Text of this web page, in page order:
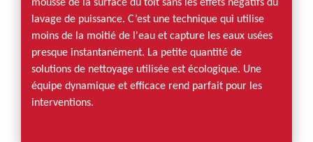
mousse de la surface du toit sans les effets négatifs du
lavage de puissance. C’est une technique qui utilise
moins de la moitié de l'eau et capture les eaux usées
presque instantanément. La petite quantité de
solutions de nettoyage utilisée est écologique. Une
équipe dynamique et efficace rend parfait pour les
interventions.